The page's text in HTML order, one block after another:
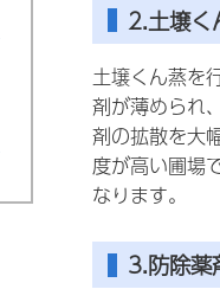
2.土壌く
土壌くん蒸を
剤が薄められ
剤の拡散を大
度が高い圃場
なります。
3.防除薬